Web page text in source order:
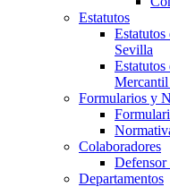
Estatutos
Sevilla
Formularios y
Colaboradores
Defensor
Departamentos